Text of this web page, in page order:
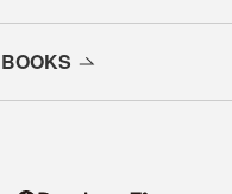
BOOKS